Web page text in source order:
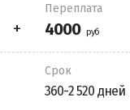
Переплата
Срок
360-2 520 дней